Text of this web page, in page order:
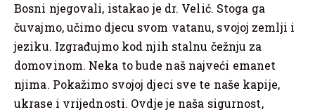
Bosni njegovali, istakao je dr. Velić. Stoga ga
čuvajmo, učimo djecu svom vatanu, svojoj zemlji i
jeziku. Izgrađujmo kod njih stalnu čežnju za
domovinom. Neka to bude naš najveći emanet
njima. Pokažimo svojoj djeci sve te naše kapije,
ukrase i vrijednosti. Ovdje je naša sigurnost,